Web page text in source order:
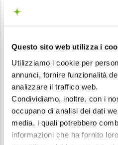
Questo sito web utilizza i
Utilizziamo i cookie per
annunci, fornire funzionalità
analizzare il traffico web.
Condividiamo, inoltre, con i
occupano di analisi dei dati
media, i quali potrebbero
informazioni che ha fornito
Minuti
7,90
Scopri